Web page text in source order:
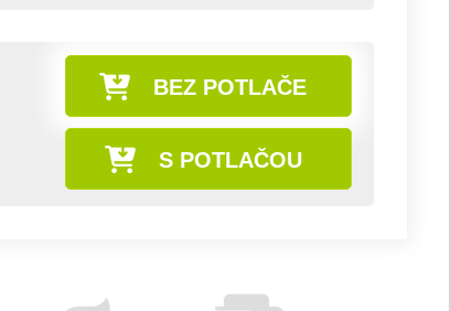
BEZ POTLAČE
S POTLAČOU